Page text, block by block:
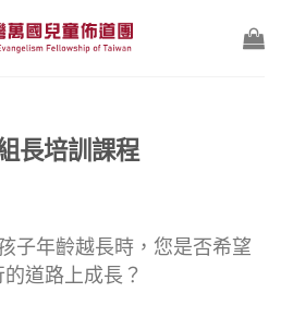
長培訓課程
子年齡越長時，您是否希望
道路上成長？